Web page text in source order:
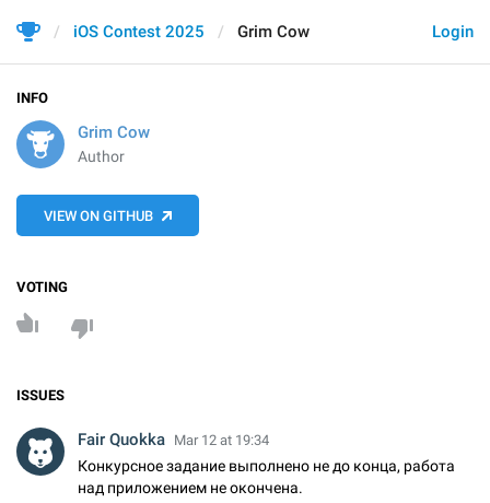
Login
iOS Contest 2025 Grim Cow
INFO
Grim Cow
Author
VIEW ON GITHUB
VOTING
ISSUES
Fair Quokka Mar 12 at 19:34
Конкурсное задание выполнено не до конца, работа
над приложением не окончена.